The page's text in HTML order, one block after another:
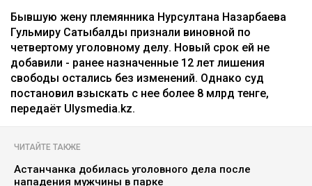
Бывшую жену племянника Нурсултана Назарбаева
Гульмиру Сатыбалды признали виновной по
четвертому уголовному делу. Новый срок ей не
добавили - ранее назначенные 12 лет лишения
свободы остались без изменений. Однако суд
постановил взыскать с нее более 8 млрд тенге,
передаёт Ulysmedia.kz.
ЧИТАЙТЕ ТАКЖЕ
Астанчанка добилась уголовного дела после
нападения мужчины в парке